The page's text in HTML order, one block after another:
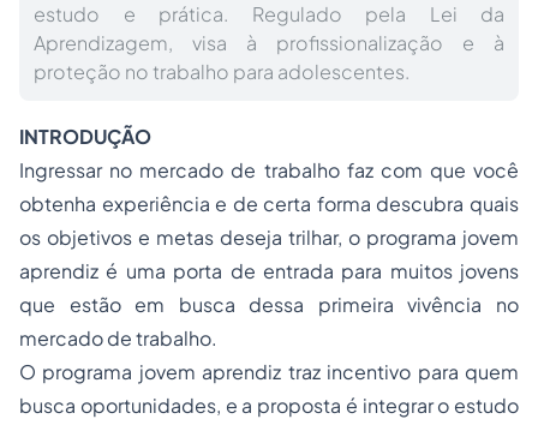
estudo e prática. Regulado pela Lei da
Aprendizagem, visa à profissionalização e à
proteção no trabalho para adolescentes.
INTRODUÇÃO
Ingressar no mercado de trabalho faz com que você
obtenha experiência e de certa forma descubra quais
os objetivos e metas deseja trilhar, o programa jovem
aprendiz é uma porta de entrada para muitos jovens
que estão em busca dessa primeira vivência no
mercado de trabalho.
O programa jovem aprendiz traz incentivo para quem
busca oportunidades, e a proposta é integrar o estudo